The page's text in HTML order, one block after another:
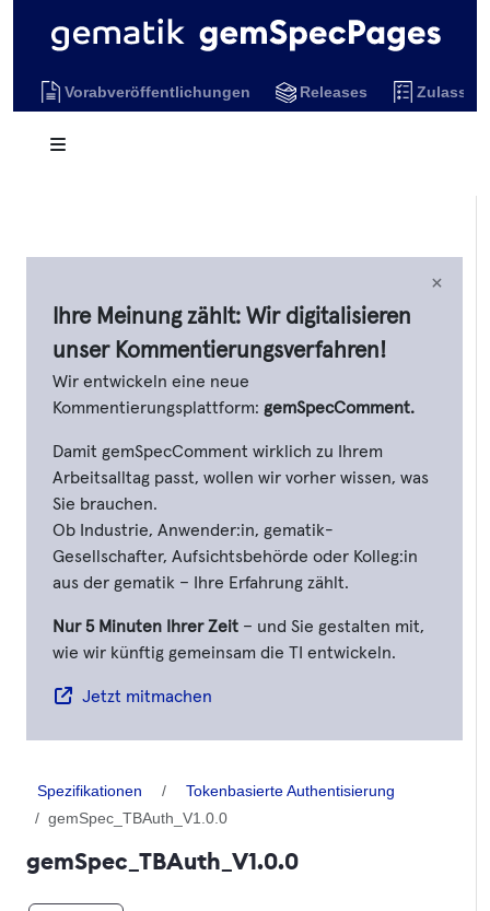
Vorabveröffentlichungen Releases
×
Ihre Meinung zählt: Wir digitalisieren
unser Kommentierungsverfahren!
Wir entwickeln eine neue
Kommentierungsplattform: gemSpecComment.
Damit gemSpecComment wirklich zu Ihrem
Arbeitsalltag passt, wollen wir vorher wissen, was
Sie brauchen.
Ob Industrie, Anwender:in, gematik-
Gesellschafter, Aufsichtsbehörde oder Kolleg:in
aus der gematik – Ihre Erfahrung zählt.
Nur 5 Minuten Ihrer Zeit – und Sie gestalten mit,
wie wir künftig gemeinsam die TI entwickeln.
Jetzt mitmachen
Spezifikationen
Tokenbasierte Authentisierung
gemSpec_TBAuth_V1.0.0
gemSpec_TBAuth_V1.0.0